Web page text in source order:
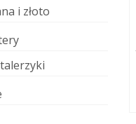
czyli
forma
ma
wszyscy chodzą
zamiast...
i złoto